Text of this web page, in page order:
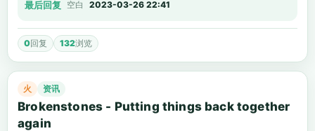
最后回复 空白 2023-03-26 22:41
0回复 132浏览
火 资讯
Brokenstones - Putting things back together
again